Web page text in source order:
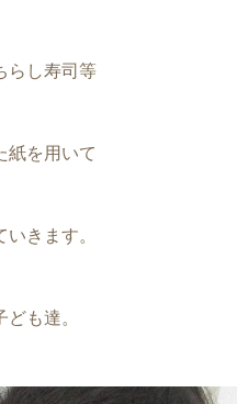
らし寿司等
紙を用いて
きます。
も達。